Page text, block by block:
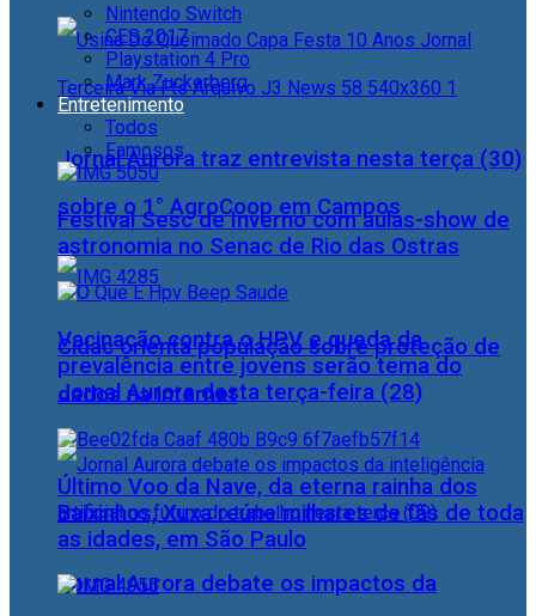
Jornal Aurora traz entrevista nesta terça (30)
sobre o 1° AgroCoop em Campos
Cidac orienta população sobre proteção de
dados na internet
Jornal Aurora debate os impactos da
Nintendo Switch
CES 2017
Playstation 4 Pro
Mark Zuckerberg
Entretenimento
Todos
Famosos
Festival Sesc de Inverno com aulas-show de
astronomia no Senac de Rio das Ostras
Vacinação contra o HPV e queda da
prevalência entre jovens serão tema do
Jornal Aurora desta terça-feira (28)
Último Voo da Nave, da eterna rainha dos
Baixinhos, Xuxa reúne milhares de fãs de toda
as idades, em São Paulo